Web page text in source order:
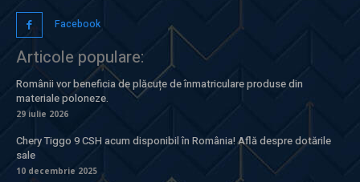
Facebook
Articole populare:
Românii vor beneficia de plăcuțe de înmatriculare produse din
materiale poloneze.
29 iulie 2026
Chery Tiggo 9 CSH acum disponibil în România! Află despre dotările
sale
10 decembrie 2025